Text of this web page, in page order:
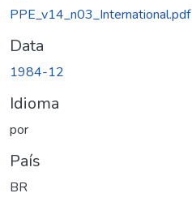
PPE_v14_n03_International.pdf
Data
1984-12
Idioma
por
País
BR